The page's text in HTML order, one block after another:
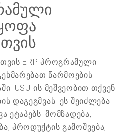
ERP პროგრამული
წარმოების
USU-ის მეშვეობით თქვენ
დაგეგმვას. ეს შეიძლება
ეტაპებს: მომზადება,
პროდუქტის გამოშვება,